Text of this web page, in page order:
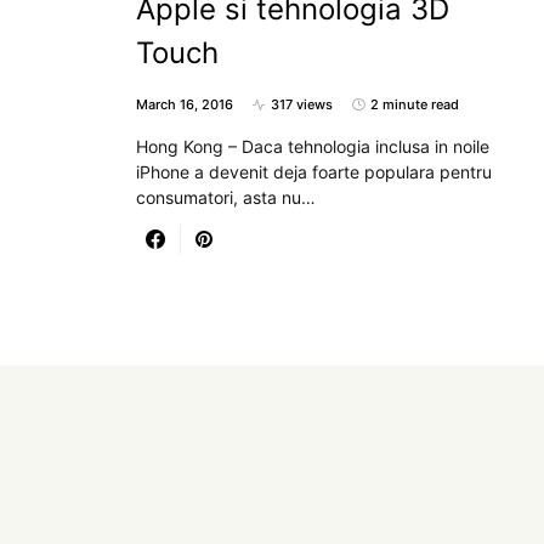
Apple si tehnologia 3D
Touch
March 16, 2016 317 views 2 minute read
Hong Kong – Daca tehnologia inclusa in noile
iPhone a devenit deja foarte populara pentru
consumatori, asta nu…